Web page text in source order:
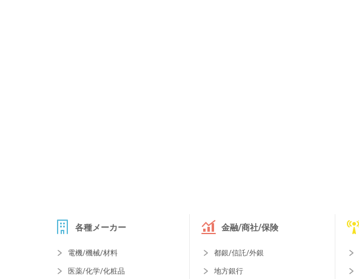
各種メーカー
電機/機械/材料
医薬/化学/化粧品
金融/商社/保険
都銀/信託/外銀
地方銀行